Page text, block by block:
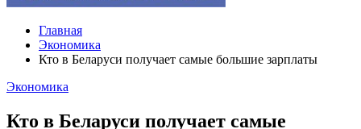
Главная
Экономика
Кто в Беларуси получает самые большие зарплаты
Экономика
Кто в Беларуси получает самые